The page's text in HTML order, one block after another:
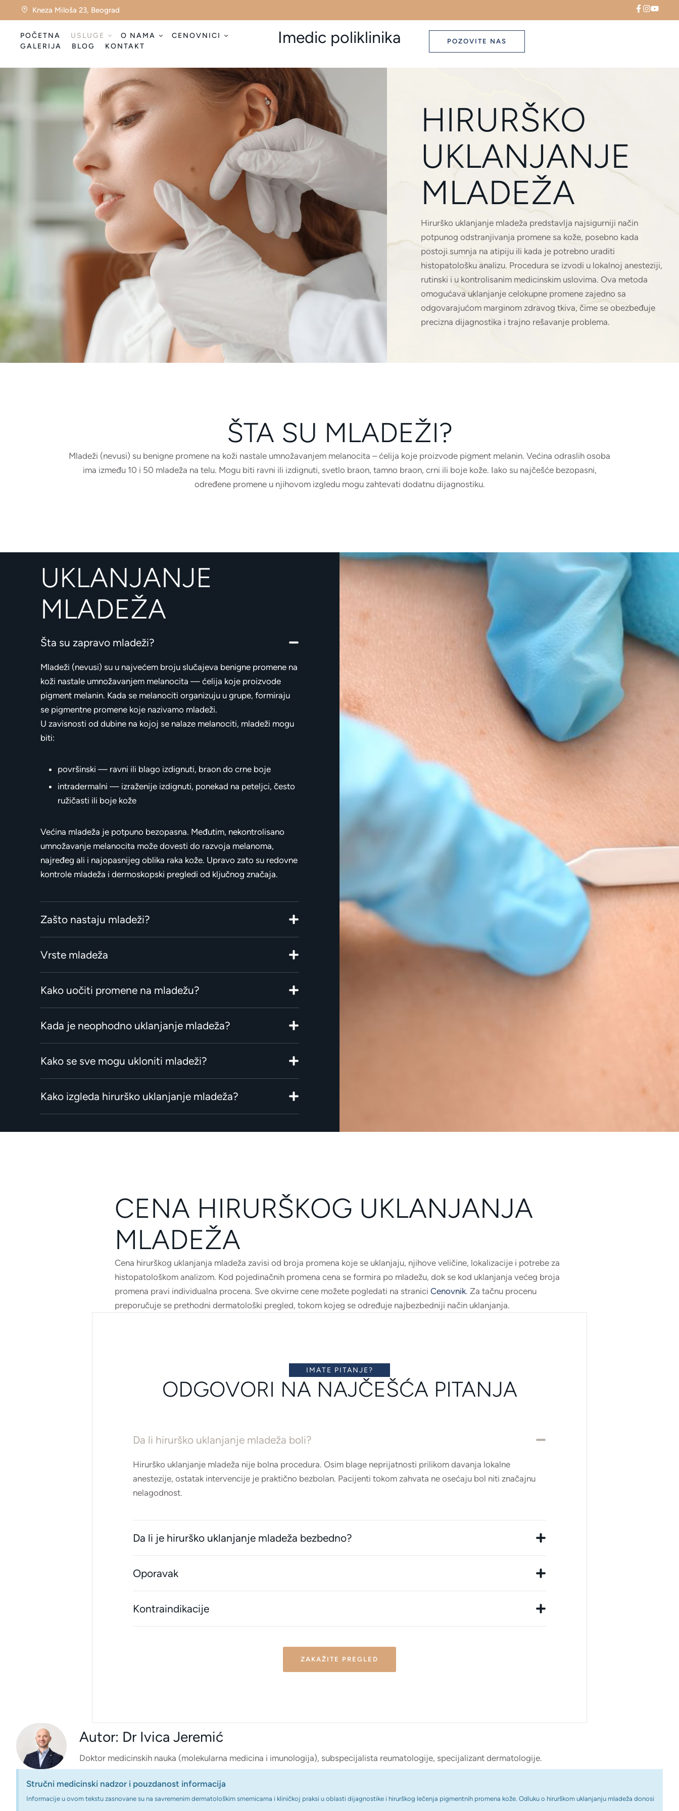
Kneza Miloša 23, Beograd
POČETNA USLUGE O NAMA
CENOVNICI
GALERIJA
BLOG KONTAKT Imedic poliklinika POZOVITE NAS
HIRURŠKO
UKLANJANJE
MLADEŽA
Hirurško uklanjanje mladeža predstavlja najsigurniji način
potpunog odstranjivanja promene sa kože, posebno kada
postoji sumnja na atipiju ili kada je potrebno uraditi
histopatološku analizu. Procedura se izvodi u lokalnoj anesteziji,
rutinski i u kontrolisanim medicinskim uslovima. Ova metoda
omogućava uklanjanje celokupne promene zajedno sa
odgovarajućom marginom zdravog tkiva, čime se obezbeđuje
precizna dijagnostika i trajno rešavanje problema.
ŠTA SU MLADEŽI?
Mladeži (nevusi) su benigne promene na koži nastale umnožavanjem melanocita – ćelija koje proizvode pigment melanin. Većina odraslih osoba
ima između 10 i 50 mladeža na telu. Mogu biti ravni ili izdignuti, svetlo braon, tamno braon, crni ili boje kože. Iako su najčešće bezopasni,
određene promene u njihovom izgledu mogu zahtevati dodatnu dijagnostiku.
UKLANJANJE
MLADEŽA
Šta su zapravo mladeži?
Mladeži (nevusi) su u najvećem broju slučajeva benigne promene na
koži nastale umnožavanjem melanocita — ćelija koje proizvode
pigment melanin. Kada se melanociti organizuju u grupe, formiraju
se pigmentne promene koje nazivamo mladeži.
U zavisnosti od dubine na kojoj se nalaze melanociti, mladeži mogu
biti:
površinski — ravni ili blago izdignuti, braon do crne boje
intradermalni — izraženije izdignuti, ponekad na peteljci, često
ružičasti ili boje kože
Većina mladeža je potpuno bezopasna. Međutim, nekontrolisano
umnožavanje melanocita može dovesti do razvoja melanoma,
najređeg ali i najopasnijeg oblika raka kože. Upravo zato su redovne
kontrole mladeža i dermoskopski pregledi od ključnog značaja.
Zašto nastaju mladeži?
Vrste mladeža
Kako uočiti promene na mladežu?
Kada je neophodno uklanjanje mladeža?
Kako se sve mogu ukloniti mladeži?
Kako izgleda hirurško uklanjanje mladeža?
CENA HIRURŠKOG UKLANJANJA
MLADEŽA
Cena hirurškog uklanjanja mladeža zavisi od broja promena koje se uklanjaju, njihove veličine, lokalizacije i potrebe za
histopatološkom analizom. Kod pojedinačnih promena cena se formira po mladežu, dok se kod uklanjanja većeg broja
promena pravi individualna procena. Sve okvirne cene možete pogledati na stranici Cenovnik. Za tačnu procenu
preporučuje se prethodni dermatološki pregled, tokom kojeg se određuje najbezbedniji način uklanjanja.
IMATE PITANJE?
ODGOVORI NA NAJČEŠĆA PITANJA
Da li hirurško uklanjanje mladeža boli?
Hirurško uklanjanje mladeža nije bolna procedura. Osim blage neprijatnosti prilikom davanja lokalne
anestezije, ostatak intervencije je praktično bezbolan. Pacijenti tokom zahvata ne osećaju bol niti značajnu
nelagodnost.
Da li je hirurško uklanjanje mladeža bezbedno?
Oporavak
Kontraindikacije
ZAKAŽITE PREGLED
Autor: Dr Ivica Jeremić
Doktor medicinskih nauka (molekularna medicina i imunologija), subspecijalista reumatologije, specijalizant dermatologije.
Stručni medicinski nadzor i pouzdanost informacija
Informacije u ovom tekstu zasnovane su na savremenim dermatološkim smernicama i kliničkoj praksi u oblasti dijagnostike i hirurškog lečenja pigmentnih promena kože. Odluku o hirurškom uklanjanju mladeža donosi